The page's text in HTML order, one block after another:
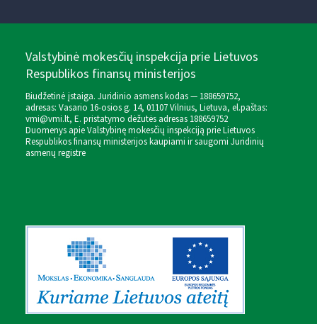
Valstybinė mokesčių inspekcija prie Lietuvos
Respublikos finansų ministerijos
Biudžetinė įstaiga. Juridinio asmens kodas — 188659752,
adresas: Vasario 16-osios g. 14, 01107 Vilnius, Lietuva, el.paštas:
vmi@vmi.lt, E. pristatymo dėžutės adresas 188659752
Duomenys apie Valstybinę mokesčių inspekciją prie Lietuvos
Respublikos finansų ministerijos kaupiami ir saugomi Juridinių
asmenų registre